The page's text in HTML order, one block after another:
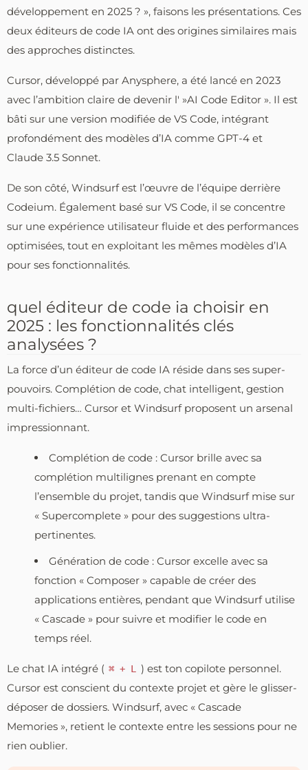
développement en 2025 ? », faisons les présentations. Ces
deux éditeurs de code IA ont des origines similaires mais
des approches distinctes.
Cursor, développé par Anysphere, a été lancé en 2023
avec l’ambition claire de devenir l' »AI Code Editor ». Il est
bâti sur une version modifiée de VS Code, intégrant
profondément des modèles d’IA comme GPT-4 et
Claude 3.5 Sonnet.
De son côté, Windsurf est l’œuvre de l’équipe derrière
Codeium. Également basé sur VS Code, il se concentre
sur une expérience utilisateur fluide et des performances
optimisées, tout en exploitant les mêmes modèles d’IA
pour ses fonctionnalités.
quel éditeur de code ia choisir en
2025 : les fonctionnalités clés
analysées ?
La force d’un éditeur de code IA réside dans ses super-
pouvoirs. Complétion de code, chat intelligent, gestion
multi-fichiers… Cursor et Windsurf proposent un arsenal
impressionnant.
Complétion de code : Cursor brille avec sa
complétion multilignes prenant en compte
l’ensemble du projet, tandis que Windsurf mise sur
« Supercomplete » pour des suggestions ultra-
pertinentes.
Génération de code : Cursor excelle avec sa
fonction « Composer » capable de créer des
applications entières, pendant que Windsurf utilise
« Cascade » pour suivre et modifier le code en
temps réel.
Le chat IA intégré ( ⌘ + L
) est ton copilote personnel.
Cursor est conscient du contexte projet et gère le glisser-
déposer de dossiers. Windsurf, avec « Cascade
Memories », retient le contexte entre les sessions pour ne
rien oublier.